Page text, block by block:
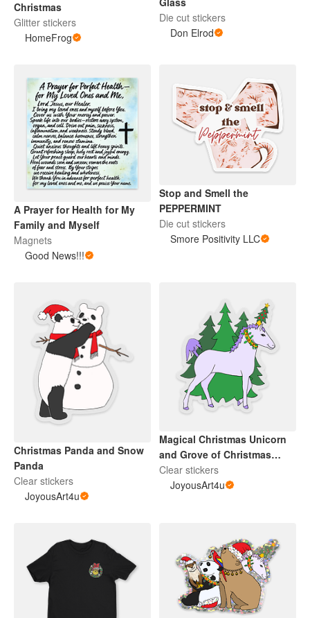
Christmas
Glitter stickers
HomeFrog
Die cut stickers
Don Elrod
A Prayer for Health for My
Family and Myself
Magnets
Good News!!!
Stop and Smell the
PEPPERMINT
Die cut stickers
Smore Positivity LLC
Christmas Panda and Snow
Panda
Clear stickers
JoyousArt4u
Magical Christmas Unicorn
and Grove of Christmas
Trees
Clear stickers
JoyousArt4u